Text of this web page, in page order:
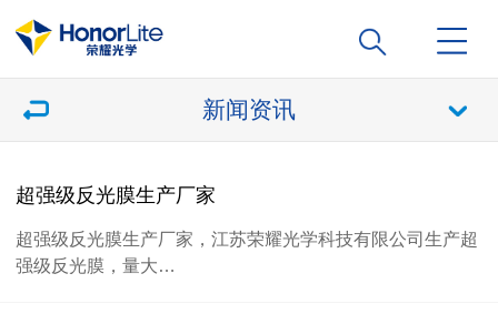
新闻资讯
超强级反光膜生产厂家
超强级反光膜生产厂家，江苏荣耀光学科技有限公司生产超
强级反光膜，量大…